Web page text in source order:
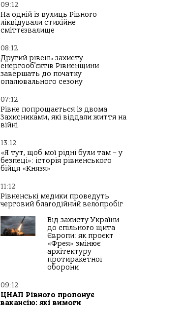
09:12
На одній із вулиць Рівного
ліквідували стихійне
сміттєзвалище
08:12
Другий рівень захисту
енергооб’єктів Рівненщини
завершать до початку
опалювального сезону
07:12
Рівне попрощається із двома
Захисниками, які віддали життя на
війні
13:12
«Я тут, щоб мої рідні були там – у
безпеці»: історія рівненського
бійця «Князя»
11:12
Рівненські медики проведуть
черговий благодійний велопробіг
Від захисту України
до спільного щита
Європи: як проєкт
«Фрея» змінює
архітектуру
протиракетної
оборони
09:12
ЦНАП Рівного пропонує
вакансію: які вимоги